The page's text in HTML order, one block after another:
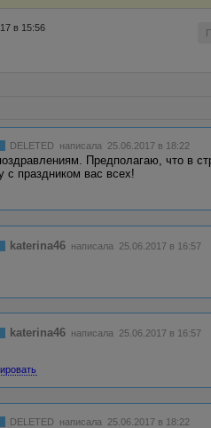
в 15:56
DELETED написала 25.06.2017 в 18:22
Предполагаю, что в
с праздником вас всех!
katerina46 написала 25.06.2017 в 16:57
katerina46 написала 25.06.2017 в 16:57
DELETED написала 25.06.2017 в 18:22